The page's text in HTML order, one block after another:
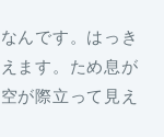
んです。はっき
ます。ため息が
が際立って見え